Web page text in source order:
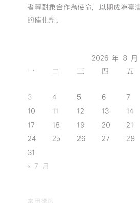
者等對象合作為使命，以期成為臺
的催化劑。
2026 年 8 月
一 二 三 四 五
3
4 5 6 7
10
11 12 13 14
17
18 19 20 21
24
25 26 27 28
31
« 7 月
常用標籤